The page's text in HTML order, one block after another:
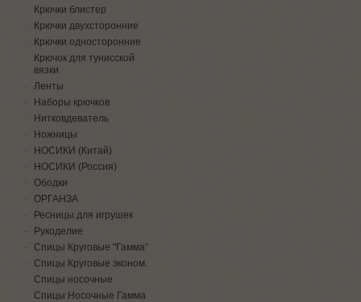
Крючки блистер
Крючки двухсторонние
Крючки односторонние
Крючок для тунисской
вязки
Ленты
Наборы крючков
Нитковдеватель
Ножницы
НОСИКИ (Китай)
НОСИКИ (Россия)
Ободки
ОРГАНЗА
Ресницы для игрушек
Рукоделие
Спицы Круговые "Гамма"
Спицы Круговые эконом.
Спицы носочные
Спицы Носочные Гамма